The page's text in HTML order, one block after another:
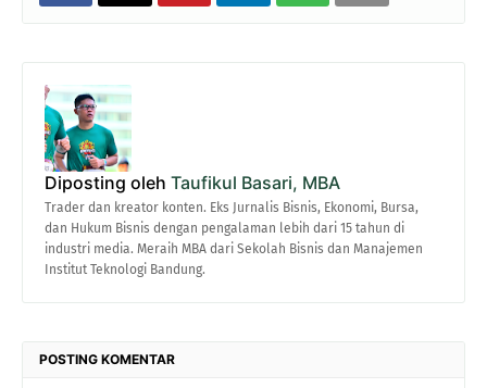
Diposting oleh Taufikul Basari, MBA
Trader dan kreator konten. Eks Jurnalis Bisnis, Ekonomi, Bursa,
dan Hukum Bisnis dengan pengalaman lebih dari 15 tahun di
industri media. Meraih MBA dari Sekolah Bisnis dan Manajemen
Institut Teknologi Bandung.
POSTING KOMENTAR